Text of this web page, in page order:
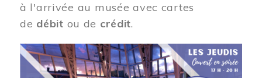
à l'arrivée au musée avec cartes
de débit ou de crédit.
Image